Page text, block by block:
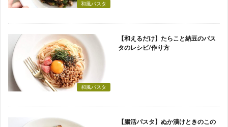
和風パスタ
和風パスタ
【和えるだけ】たらこと納豆のパス
タのレシピ/作り方
【腸活パスタ】ぬか漬けときのこの